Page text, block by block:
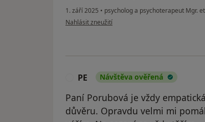
1. září 2025 • psycholog a psychoterapeut Mgr.
podle názoru uživatele p. Dvořáček
Nahlásit zneužití
PE Návštěva ověřená
Paní Porubová je vždy
důvěru. Opravdu velmi mi